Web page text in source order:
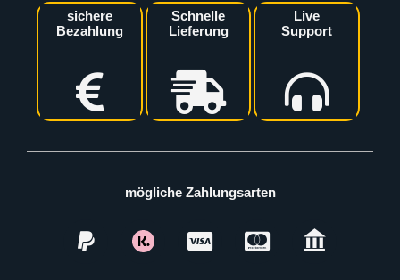
sichere
Bezahlung
Schnelle
Lieferung
Live
Support
mögliche Zahlungsarten